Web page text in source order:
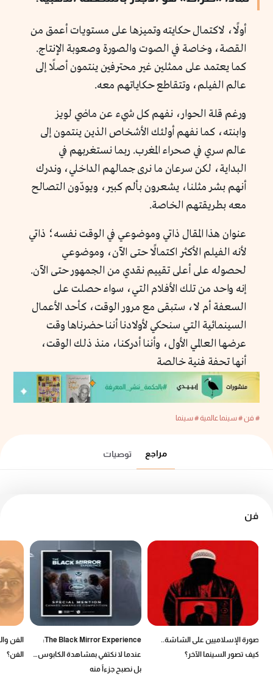
أولًا، لاكتمال حكايته وتميزها على مستويات أعمق من
القصة، وخاصة في الصوت والصورة وصعوبة الإنتاج.
كما يعتمد على ممثلين غير محترفين ينتمون أصلًا إلى
عالم الفيلم، وتتقاطع حكاياتهم معه.
ورغم قلة الحوار، نفهم كل شيء عن ماضي لويز
وابنته، كما نفهم أولئك الأشخاص الذين ينتمون إلى
عالم سري في صحراء المغرب. ربما نستغربهم في
البداية، لكن سرعان ما نرى جمالهم الداخلي، وندرك
أنهم بشر مثلنا، يشعرون بألم كبير، ويودّون التصالح
معه بطريقتهم الخاصة.
عنوان هذا المقال ذاتي وموضوعي في الوقت نفسه؛ ذاتي
لأنه الفيلم الأكثر اكتمالًا حتى الآن، وموضوعي
لحصوله على أعلى تقييم نقدي من الجمهور حتى الآن.
إنه واحد من تلك الأفلام التي، سواء حصلت على
السعفة أم لا، ستبقى مع مرور الوقت، كأحد الأعمال
السينمائية التي سنحكي لأولادنا أننا حضرناها وقت
عرضها العالمي الأول، وأننا أدركنا، منذ ذلك الوقت،
أنها تحفة فنية خالصة
# فن# سينما عالمية# سينما
مراجع توصيات
فن
صورة الإسلاميين على الشاشة..
كيف تصور السينما الآخر؟
The Black Mirror Experience:
عندما لا نكتفي بمشاهدة الكابوس…
بل نصبح جزءاً منه
الفن
الفن؟